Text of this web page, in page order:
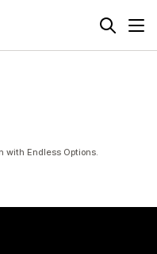
with Endless Options.